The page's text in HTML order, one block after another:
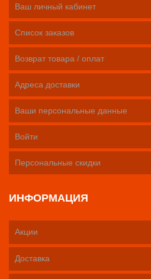
Ваш личный кабинет
Список заказов
Возврат товара / оплат
Адреса доставки
Ваши персональные данные
Войти
Персональные скидки
ИНФОРМАЦИЯ
Акции
Доставка